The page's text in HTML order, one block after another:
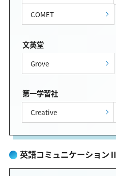
COMET
文英堂
Grove
第一学習社
Creative
英語コミュニケーションⅡ